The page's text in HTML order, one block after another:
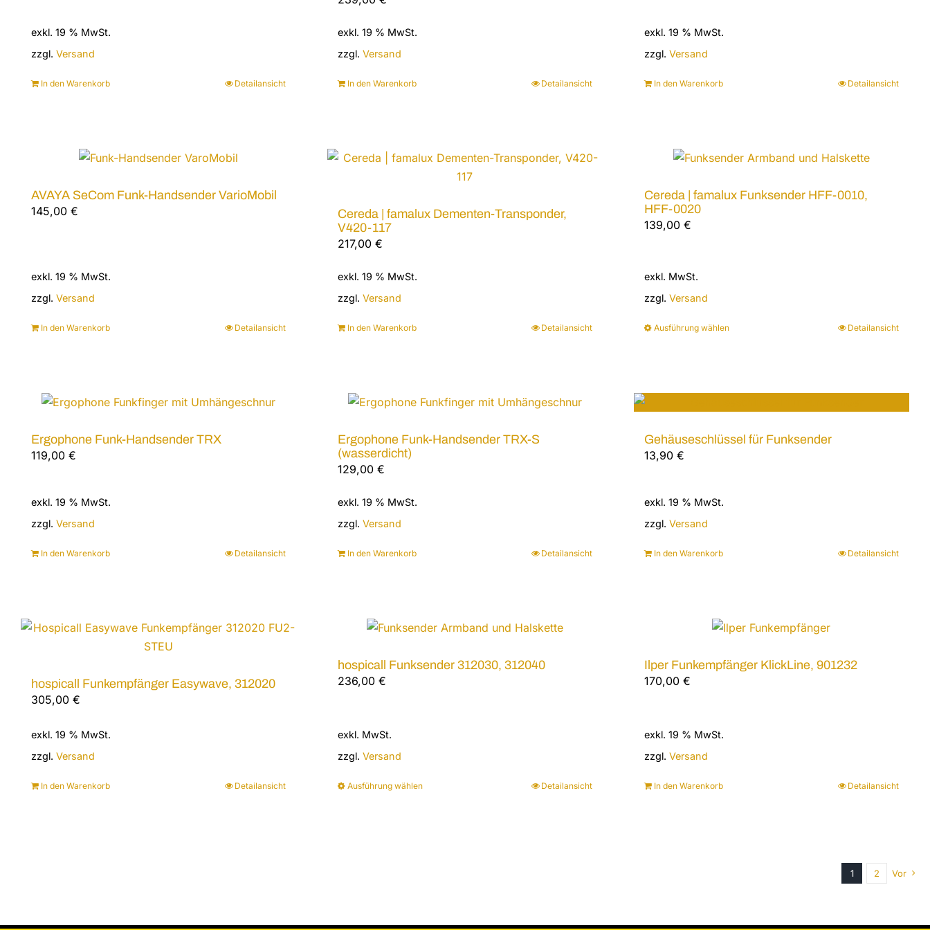
exkl. 19 % MwSt.
zzgl. Versand
In den Warenkorb Detailansicht
exkl. 19 % MwSt.
zzgl. Versand
In den Warenkorb Detailansicht
exkl. 19 % MwSt.
zzgl. Versand
In den Warenkorb Detailansicht
AVAYA SeCom Funk-Handsender VarioMobil
145,00 €
exkl. 19 % MwSt.
zzgl. Versand
In den Warenkorb Detailansicht
Cereda | famalux Dementen-Transponder,
V420-117
217,00 €
exkl. 19 % MwSt.
zzgl. Versand
In den Warenkorb Detailansicht
Cereda | famalux Funksender HFF-0010,
HFF-0020
139,00 €
exkl. MwSt.
zzgl. Versand
Ausführung wählenDieses
Die
Detailansicht
Ergophone Funk-Handsender TRX
119,00 €
exkl. 19 % MwSt.
zzgl. Versand
In den Warenkorb Detailansicht
Ergophone Funk-Handsender TRX-S
(wasserdicht)
129,00 €
exkl. 19 % MwSt.
zzgl. Versand
In den Warenkorb Detailansicht
Gehäuseschlüssel für Funksender
13,90 €
exkl. 19 % MwSt.
zzgl. Versand
In den Warenkorb Detailansicht
hospicall Funkempfänger Easywave, 312020
305,00 €
exkl. 19 % MwSt.
zzgl. Versand
In den Warenkorb Detailansicht
hospicall Funksender 312030, 312040
236,00 €
exkl. MwSt.
zzgl. Versand
Ausführung wählenDieses
Detailansicht
Ilper Funkempfänger KlickLine, 901232
170,00 €
exkl. 19 % MwSt.
zzgl. Versand
In den Warenkorb Detailansicht
1 2 Vor